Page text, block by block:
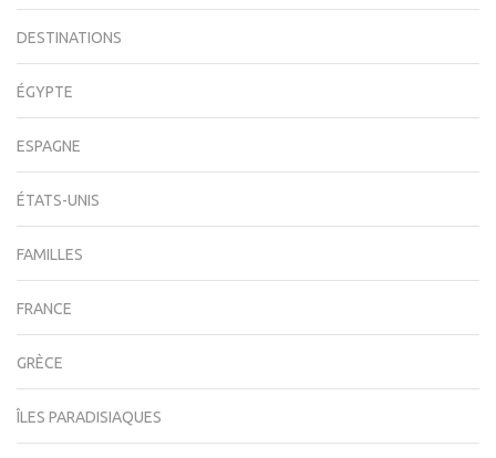
DESTINATIONS
ÉGYPTE
ESPAGNE
ÉTATS-UNIS
FAMILLES
FRANCE
GRÈCE
ÎLES PARADISIAQUES